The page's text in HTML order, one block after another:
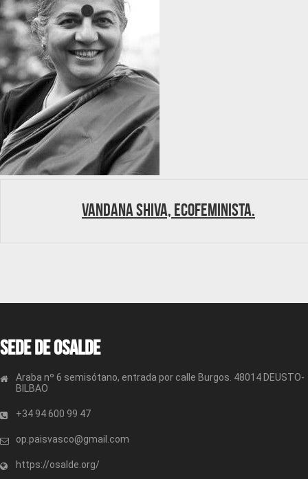
Vandana Shiva, ecofeminista.
Sede de OSALDE
Araba nº 6 semisótano, entrada por calle Burgos. 48014 DEUSTO-
BILBAO
+34 94 600 99 47
op.paisvasco@gmail.com
https://osalde.org/